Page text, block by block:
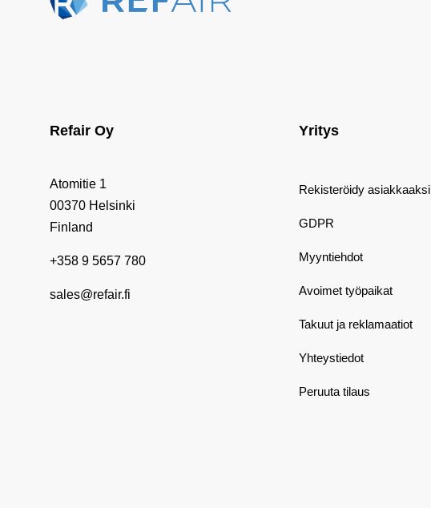
Refair Oy
Atomitie 1
00370 Helsinki
Finland
+358 9 5657 780
sales@refair.fi
Yritys
Rekisteröidy asiakkaaksi
GDPR
Myyntiehdot
Avoimet työpaikat
Takuut ja reklamaatiot
Yhteystiedot
Peruuta tilaus